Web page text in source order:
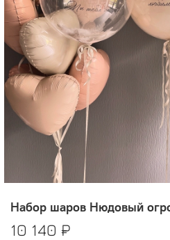
Набор шаров Нюдовый
10 140 ₽